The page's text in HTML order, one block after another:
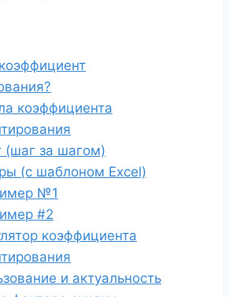
коэффициента
(шаг за шагом)
(с шаблоном Excel)
№1
#2
коэффициента
и актуальность